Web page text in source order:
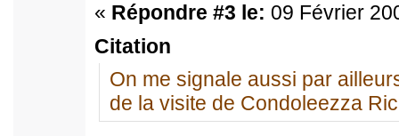
« Répondre #3 le: 09 Février
Citation
On me signale aussi par
de la visite de Condoleezza